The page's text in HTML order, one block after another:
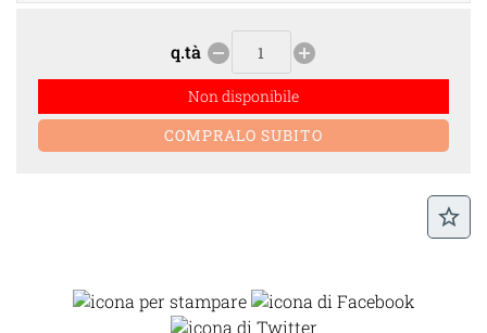
q.tà remove_circle add_circle
Non disponibile
star_border